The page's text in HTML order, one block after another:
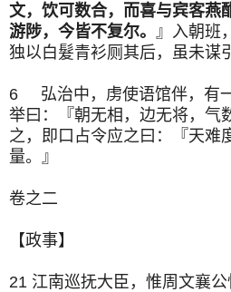
文，饮可数合，而喜与宾客燕
游陟，今皆不复尔。
』入朝班
独以白髮青衫厕其后，虽未谋
6 弘治中，虏使语馆伴，有
举曰：『朝无相，边无将，气
之，即口占令应之曰：『天难
量。』
卷之二
【政事】
21 江南巡抚大臣，惟周文襄